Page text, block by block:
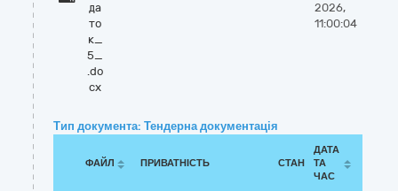
да
то
к_
5_
.do
cx
2026,
11:00:04
Тип документа: Тендерна документація
ФАЙЛ ПРИВАТНІСТЬ СТАН
ДАТА
ТА
ЧАС